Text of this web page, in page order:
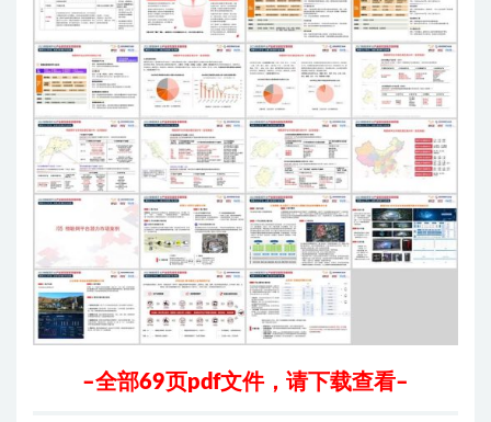
–全部69页pdf文件，请下载查看–